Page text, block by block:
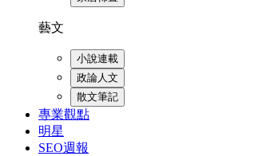
藝文
小說連載
政論人文
散文筆記
專業觀點
明星
SEO週報